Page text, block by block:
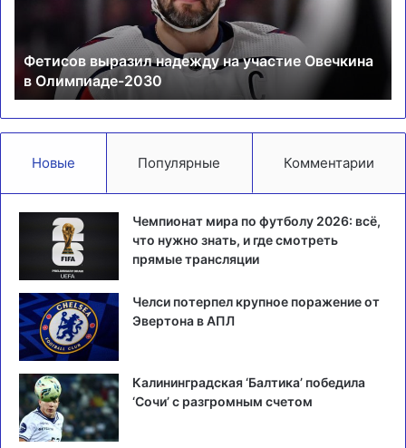
Олимпиаде-2030
Фетисов выразил надежду на участие Овечкина
в Олимпиаде-2030
Новые Популярные Комментарии
Чемпионат мира по футболу 2026: всё,
что нужно знать, и где смотреть
прямые трансляции
Челси потерпел крупное поражение от
Эвертона в АПЛ
Калининградская ‘Балтика’ победила
‘Сочи’ с разгромным счетом